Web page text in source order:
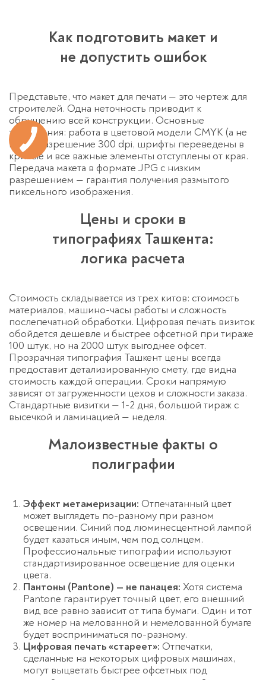
Как подготовить макет и
не допустить ошибок
Представьте, что макет для печати — это чертеж для
строителей. Одна неточность приводит к
обрушению всей конструкции. Основные
требования: работа в цветовой модели CMYK (а не
RGB), разрешение 300 dpi, шрифты переведены в
кривые и все важные элементы отступлены от края.
Передача макета в формате JPG с низким
разрешением — гарантия получения размытого
пиксельного изображения.
Цены и сроки в
типографиях Ташкента:
логика расчета
Стоимость складывается из трех китов: стоимость
материалов, машино-часы работы и сложность
послепечатной обработки. Цифровая печать визиток
обойдется дешевле и быстрее офсетной при тираже
100 штук, но на 2000 штук выгоднее офсет.
Прозрачная типография Ташкент цены всегда
предоставит детализированную смету, где видна
стоимость каждой операции. Сроки напрямую
зависят от загруженности цехов и сложности заказа.
Стандартные визитки — 1-2 дня, большой тираж с
высечкой и ламинацией — неделя.
Малоизвестные факты о
полиграфии
Эффект метамеризации: Отпечатанный цвет
может выглядеть по-разному при разном
освещении. Синий под люминесцентной лампой
будет казаться иным, чем под солнцем.
Профессиональные типографии используют
стандартизированное освещение для оценки
цвета.
Пантоны (Pantone) — не панацея: Хотя система
Pantone гарантирует точный цвет, его внешний
вид все равно зависит от типа бумаги. Один и тот
же номер на мелованной и немелованной бумаге
будет восприниматься по-разному.
Цифровая печать «стареет»: Отпечатки,
сделанные на некоторых цифровых машинах,
могут выцветать быстрее офсетных под